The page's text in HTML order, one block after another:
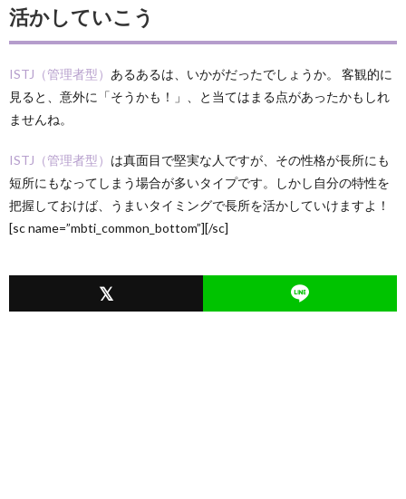
活かしていこう
ISTJ（管理者型） あるあるは、いかがだったでしょうか。 客観的に
見ると、意外に「そうかも！」、と当てはまる点があったかもしれ
ませんね。
ISTJ（管理者型） は真面目で堅実な人ですが、その性格が長所にも
短所にもなってしまう場合が多いタイプです。しかし自分の特性を
把握しておけば、うまいタイミングで長所を活かしていけますよ！
[sc name=”mbti_common_bottom”][/sc]